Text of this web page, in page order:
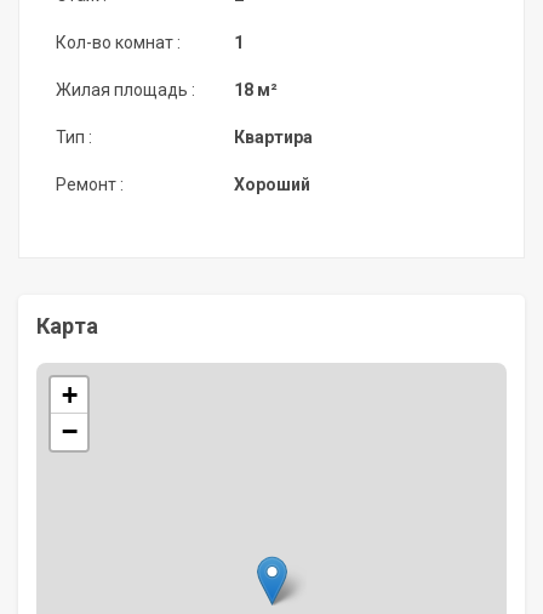
Кол-во комнат :
Жилая площадь :
Тип :
Ремонт :
1
18 м²
Квартира
Хороший
Карта
+
−